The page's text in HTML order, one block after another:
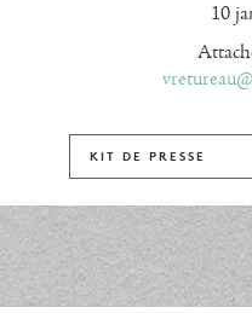
10
KIT DE PRESSE